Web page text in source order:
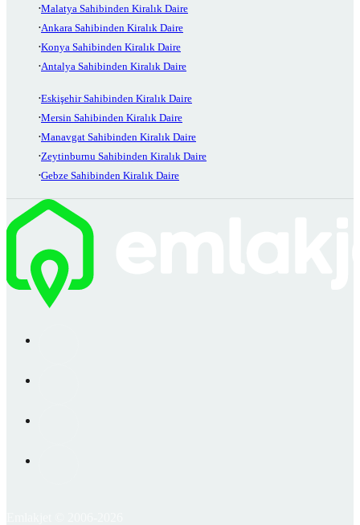
Malatya Sahibinden Kiralık Daire
Ankara Sahibinden Kiralık Daire
Konya Sahibinden Kiralık Daire
Antalya Sahibinden Kiralık Daire
Eskişehir Sahibinden Kiralık Daire
Mersin Sahibinden Kiralık Daire
Manavgat Sahibinden Kiralık Daire
Zeytinburnu Sahibinden Kiralık Daire
Gebze Sahibinden Kiralık Daire